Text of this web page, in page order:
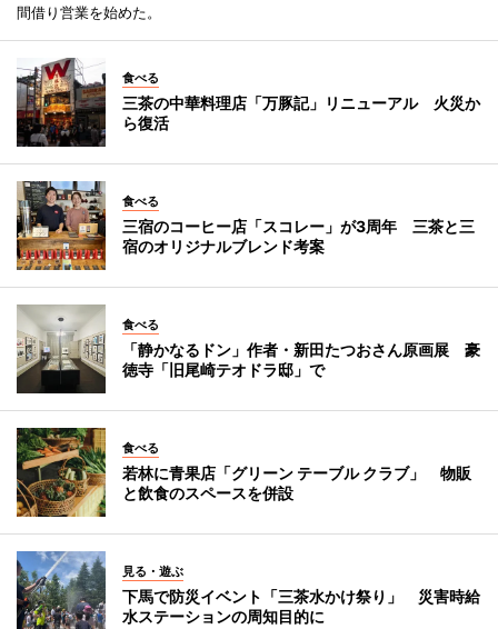
間借り営業を始めた。
食べる
三茶の中華料理店「万豚記」リニューアル 火災か
ら復活
食べる
三宿のコーヒー店「スコレー」が3周年 三茶と三
宿のオリジナルブレンド考案
食べる
「静かなるドン」作者・新田たつおさん原画展 豪
徳寺「旧尾崎テオドラ邸」で
食べる
若林に青果店「グリーン テーブル クラブ」 物販
と飲食のスペースを併設
見る・遊ぶ
下馬で防災イベント「三茶水かけ祭り」 災害時給
水ステーションの周知目的に